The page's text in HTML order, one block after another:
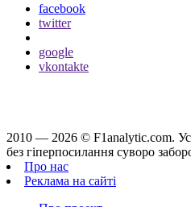
facebook
twitter
google
vkontakte
2010 — 2026 © F1analytic.com.
без гіперпосилання суворо
Про нас
Реклама на сайті